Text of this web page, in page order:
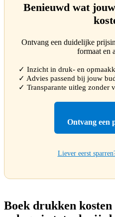
Benieuwd wat
Ontvang een duidelijke
formaat en
✓ Inzicht in druk- en
✓ Advies passend bij jouw
✓ Transparante uitleg zonder
Ontvang een
Liever eerst
Boek drukken